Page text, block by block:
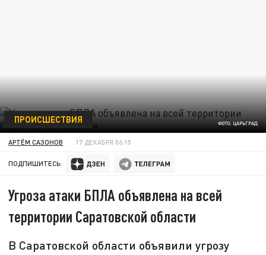
ФОТО: ЦАРЬГРАД
ПРОИСШЕСТВИЯ
АРТЁМ САЗОНОВ 17 ДЕКАБРЯ 06:15
ПОДПИШИТЕСЬ:
Угроза атаки БПЛА объявлена на всей
территории Саратовской области
В Саратовской области объявили угрозу